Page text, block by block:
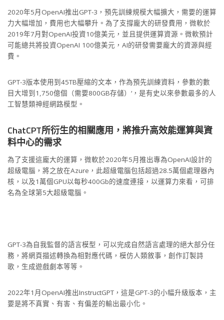
2020年5月OpenAI推出GPT-3，預先訓練規模大幅擴大，需要的運算
力大幅增加，費用也大幅攀升。為了支撐龐大的研發費用，微軟於
2019年7月對OpenAI投資10億美元，並且提供運算資源。微軟預計
可能總共將投資OpenAI 100億美元，AI的研發需要龐大的資源與經
費。
GPT-3版本使用到45TB壓縮的文本，作為預先訓練資料，參數的數
目大增到1,750億個（需要800GB存儲）‘，是有史以來參數最多的人
工智慧類神經網路模型。
ChatCPT所衍生的相關應用，將推升高效能運算與資
料中心的需求
為了支援這龐大的運算，微軟於2020年5月推出專為OpenAI設計的
超級電腦，將之放在Azure，此超級電腦包括超過28.5萬個處理器內
核，以及1萬個GPU以每秒400Gb的速度連接，以運算力來看，可排
名為全球第5大超級電腦。
GPT-3為自我監督的語言模型，可以完成自然語言處理的絕大部分任
務，將網頁描述轉換為相對應代碼，模仿人類敘事，創作訂製詩
歌，生成遊戲劇本等等。
2022年1月OpenAI推出InstructGPT，這是GPT-3的小幅升級版本，主
要是將不真實、有害、有偏差的輸出最小化。